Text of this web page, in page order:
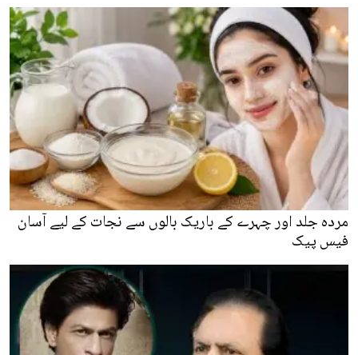
مردہ جلد اور چہرے کے باریک بالوں سے نجات کے لیے آسان
فیس پیک